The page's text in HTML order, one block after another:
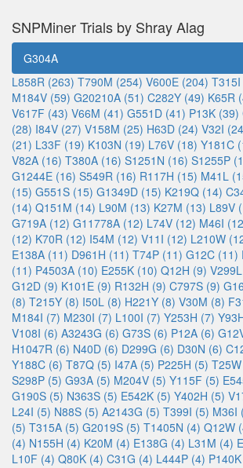
SNPMiner Trials by Shray Alag
G304A
L858R (263) T790M (254) V600E (204)
M184V (59) G20210A (51) C282Y (49) K65R
V617F (43) V66M (41) G551D (41) P13K (39)
(28) I84V (27) V158M (25) H63D (24) V32I
(21) L33F (19) K103N (19) L76V (18) Y181C
V82A (16) T380A (16) S1251N (16) S1255P
G1244E (16) S549R (16) R117H (15) M41L
(15) G551S (15) G1349D (15) K219Q (14)
(14) Q151M (14) L90M (13) K27M (13) L89V
G719A (12) G11778A (12) L74V (12) M46I
(12) K70R (12) I54M (12) V11I (12) L210W
E138A (11) D961H (11) T74P (11) G12C (11)
(11) P4503A (10) E255K (10) Q12H (9)
G12D (9) K101E (9) R132H (9) C797S (9)
(8) T215Y (8) I50L (8) H221Y (8) V30M (8)
M184I (7) M230I (7) L100I (7) Y253H (7)
V108I (6) A3243G (6) G73S (6) P12A (6)
H1047R (6) N40D (6) D299G (6) D30N (6)
Y188C (6) T87Q (5) I47A (5) P225H (5)
S298P (5) G93A (5) M204V (5) Y115F (5)
G190S (5) N363S (5) E542K (5) Y402H (5)
L24I (5) N88S (5) A2143G (5) T399I (5) M36I
(5) T315A (5) G2019S (5) T1405N (4) Q12W
(4) N155H (4) K20M (4) E138G (4) L31M (4)
L10F (4) Q80K (4) C31G (4) L444P (4)